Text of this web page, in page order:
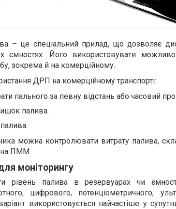
– це спеціальний прилад, що дозволяє
ємностях. Його використовувати
зокрема й на комерційному.
ДРП на комерційному транспорті:
пального за певну відстань або часовий
палива.
можна контролювати витрату палива,
на ПММ.
моніторингу
рівень палива в резервуарах чи
цифрового, потенціометричного,
використовується найчастіше у